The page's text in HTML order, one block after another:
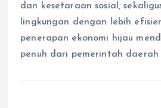
dan kesetaraan sosial,
lingkungan dengan lebih
penerapan ekonomi hijau
penuh dari pemerintah daerah